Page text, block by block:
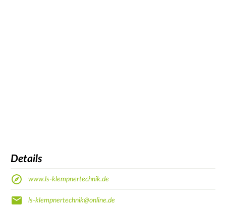
Details
www.ls-klempnertechnik.de
ls-klempnertechnik@online.de